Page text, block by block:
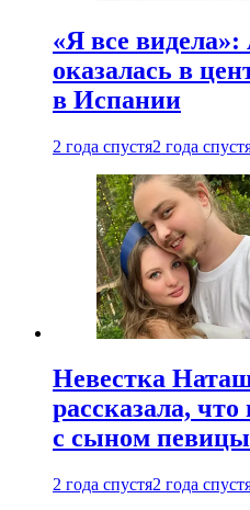
«Я все
оказалась в
в Испании
2 года спустя2 года
Невестка
рассказала,
с сыном
2 года спустя2 года